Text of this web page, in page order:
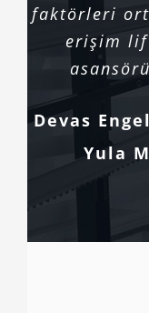
faktörleri
erişim
Devas
Yula